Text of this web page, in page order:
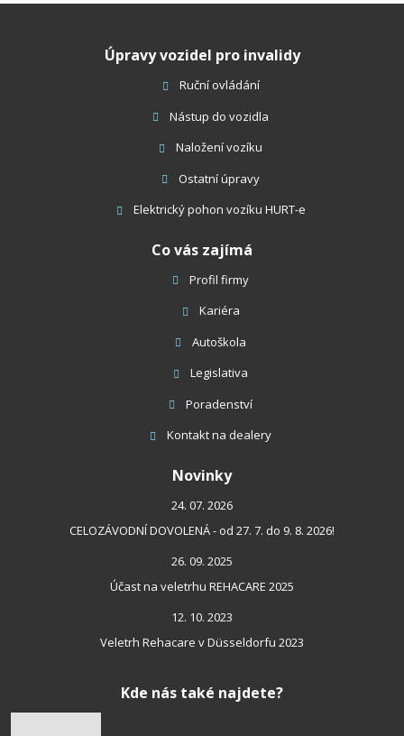
Úpravy vozidel pro invalidy
Ruční ovládání
Nástup do vozidla
Naložení vozíku
Ostatní úpravy
Elektrický pohon vozíku HURT-e
Co vás zajímá
Profil firmy
Kariéra
Autoškola
Legislativa
Poradenství
Kontaktna dealery
Novinky
24. 07. 2026
CELOZÁVODNÍ DOVOLENÁ - od 27. 7. do 9. 8. 2026!
26. 09. 2025
Účast na veletrhu REHACARE 2025
12. 10. 2023
Veletrh Rehacare v Düsseldorfu 2023
Kde nás také najdete?